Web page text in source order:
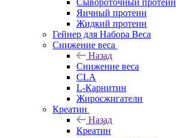
Сывороточный протеин
Яичный протеин
Жидкий протеин
Гейнер для Набора Веса
Снижение веса
Назад
Снижение веса
CLA
L-Карнитин
Жиросжигатели
Креатин
Назад
Креатин